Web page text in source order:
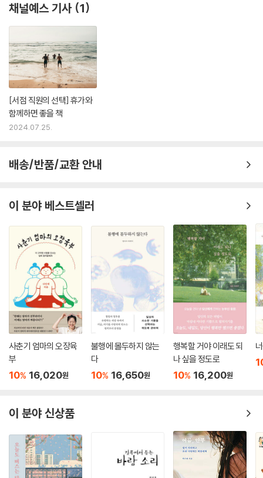
채널예스 기사 1
[서점 직원의 선택] 휴가와
함께하면 좋을 책
2024.07.25.
배송/반품/교환 안내
이 분야 베스트셀러
사춘기 엄마의 오장육
부
10% 16,020원
불행에 몰두하지 않는
다
10% 16,650원
행복할 거야 이래도 되
나 싶을 정도로
10% 16,200원
이 분야 신상품